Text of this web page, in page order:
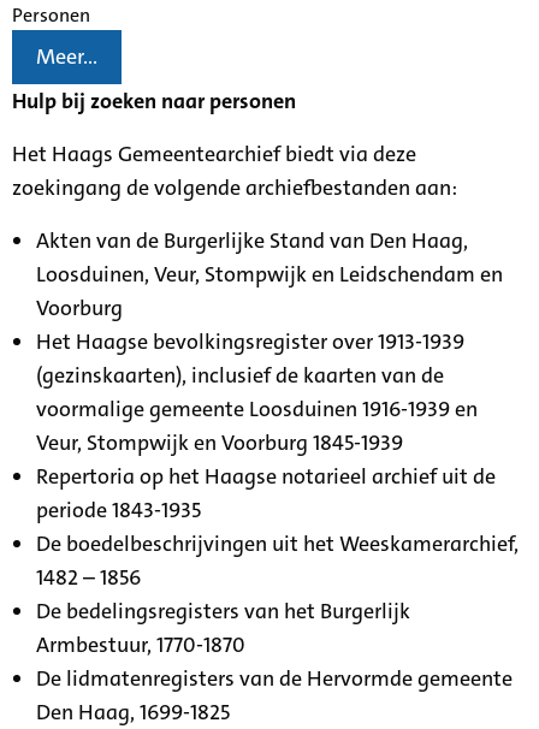
Personen
Meer...
Hulp bij zoeken naar personen
Het Haags Gemeentearchief biedt via deze
zoekingang de volgende archiefbestanden aan:
Akten van de Burgerlijke Stand van Den Haag,
Loosduinen, Veur, Stompwijk en Leidschendam en
Voorburg
Het Haagse bevolkingsregister over 1913-1939
(gezinskaarten), inclusief de kaarten van de
voormalige gemeente Loosduinen 1916-1939 en
Veur, Stompwijk en Voorburg 1845-1939
Repertoria op het Haagse notarieel archief uit de
periode 1843-1935
De boedelbeschrijvingen uit het Weeskamerarchief,
1482 – 1856
De bedelingsregisters van het Burgerlijk
Armbestuur, 1770-1870
De lidmatenregisters van de Hervormde gemeente
Den Haag, 1699-1825